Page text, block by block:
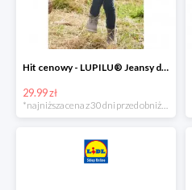
Hit cenowy - LUPILU® Jeansy dziewczęce slim fit
29.99 zł